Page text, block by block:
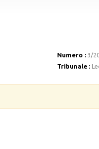
Numero : 3/
Tribunale :